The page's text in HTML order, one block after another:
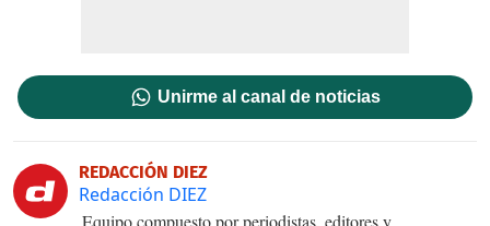
Unirme al canal de noticias
REDACCIÓN DIEZ
Redacción DIEZ
Equipo compuesto por periodistas, editores y